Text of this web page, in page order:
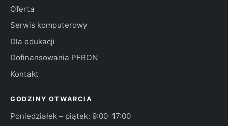
Oferta
Serwis komputerowy
Dla edukacji
Dofinansowania PFRON
Kontakt
GODZINY OTWARCIA
Poniedziałek – piątek: 9:00–17:00